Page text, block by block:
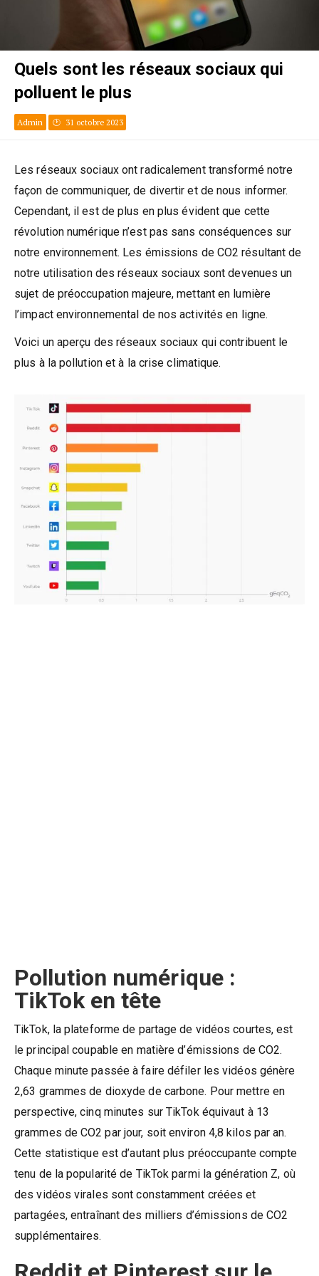
Quels sont les réseaux sociaux qui
polluent le plus
Admin 31 octobre 2023
Les réseaux sociaux ont radicalement transformé notre
façon de communiquer, de divertir et de nous informer.
Cependant, il est de plus en plus évident que cette
révolution numérique n’est pas sans conséquences sur
notre environnement. Les émissions de CO2 résultant de
notre utilisation des réseaux sociaux sont devenues un
sujet de préoccupation majeure, mettant en lumière
l’impact environnemental de nos activités en ligne.
Voici un aperçu des réseaux sociaux qui contribuent le
plus à la pollution et à la crise climatique.
Pollution numérique :
TikTok en tête
TikTok, la plateforme de partage de vidéos courtes, est
le principal coupable en matière d’émissions de CO2.
Chaque minute passée à faire défiler les vidéos génère
2,63 grammes de dioxyde de carbone. Pour mettre en
perspective, cinq minutes sur TikTok équivaut à 13
grammes de CO2 par jour, soit environ 4,8 kilos par an.
Cette statistique est d’autant plus préoccupante compte
tenu de la popularité de TikTok parmi la génération Z, où
des vidéos virales sont constamment créées et
partagées, entraînant des milliers d’émissions de CO2
supplémentaires.